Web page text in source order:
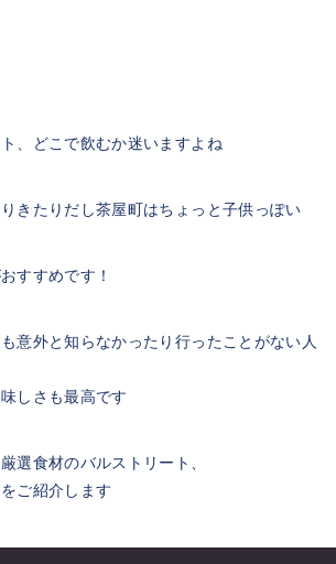
、どこで飲むか迷いますよね
きたりだし茶屋町はちょっと子供っぽい
すすめです！
意外と知らなかったり行ったことがない人
しさも最高です
選食材のバルストリート、
ご紹介します